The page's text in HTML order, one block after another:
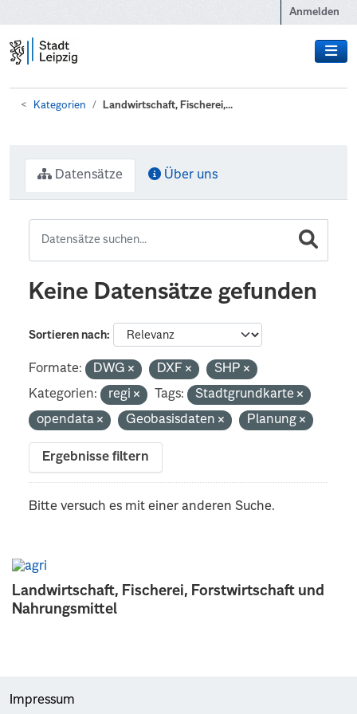
Anmelden
Kategorien Landwirtschaft, Fischerei,...
Landwirtschaft, Fischerei, Forstwirtschaft und
Nahrungsmittel
Datensätze Über uns
Keine Datensätze gefunden
Sortieren nach
Formate: DWG DXF
SHP
Kategorien:
regi Tags:
Stadtgrundkarte
opendata
Geobasisdaten Planung
Ergebnisse filtern
Bitte versuch es mit einer anderen Suche.
Impressum